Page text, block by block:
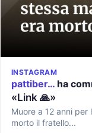
INSTAGRAM
pattiber… ha
«Link 🙏»
Muore a 12 anni
morto il fratello...